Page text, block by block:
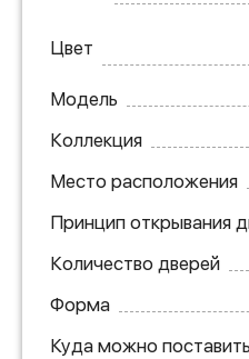
Цвет
Модель
Коллекция
Место расположения
Принцип открывания
Количество дверей
Форма
Куда можно поставить